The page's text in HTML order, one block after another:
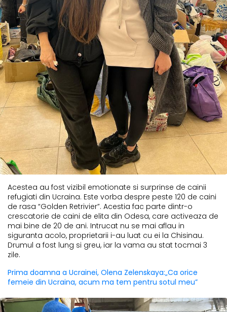
Acestea au fost vizibil emotionate si surprinse de cainii
refugiati din Ucraina. Este vorba despre peste 120 de caini
de rasa “Golden Retrivier”. Acestia fac parte dintr-o
crescatorie de caini de elita din Odesa, care activeaza de
mai bine de 20 de ani. Intrucat nu se mai aflau in
siguranta acolo, proprietarii i-au luat cu ei la Chisinau.
Drumul a fost lung si greu, iar la vama au stat tocmai 3
zile.
Prima doamna a Ucrainei, Olena Zelenskaya:„Ca orice
femeie din Ucraina, acum ma tem pentru sotul meu”